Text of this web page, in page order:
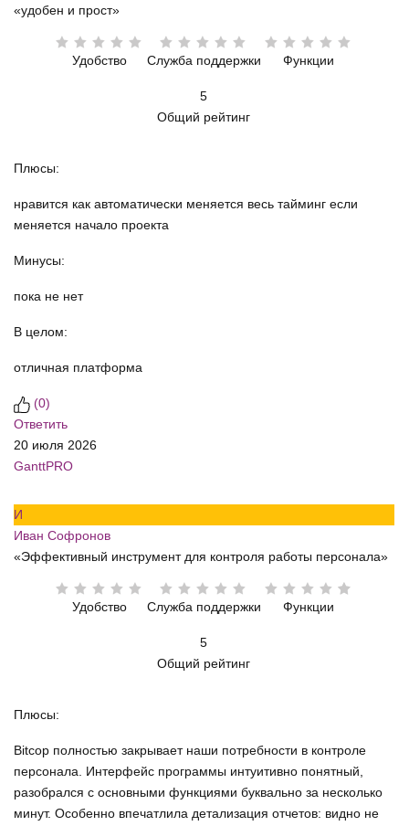
«удобен и прост»
Удобство Служба поддержки Функции
5
Общий рейтинг
Плюсы:
нравится как автоматически меняется весь тайминг если
меняется начало проекта
Минусы:
пока не нет
В целом:
отличная платформа
(0)
Ответить
20 июля 2026
GanttPRO
И
Иван Софронов
«Эффективный инструмент для контроля работы персонала»
Удобство Служба поддержки Функции
5
Общий рейтинг
Плюсы:
Bitcop полностью закрывает наши потребности в контроле
персонала. Интерфейс программы интуитивно понятный,
разобрался с основными функциями буквально за несколько
минут. Особенно впечатлила детализация отчетов: видно не